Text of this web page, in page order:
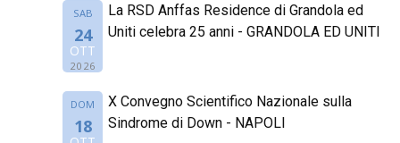
SAB
24
OTT
2026
La RSD Anffas Residence di Grandola ed
Uniti celebra 25 anni - GRANDOLA ED UNITI
DOM
18
X Convegno Scientifico Nazionale sulla
Sindrome di Down - NAPOLI